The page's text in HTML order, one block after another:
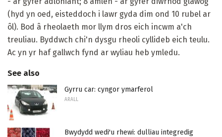
(hyd yn oed, eisteddoch i lawr gyda dim ond 10 rubel ar
ôl). Bod â rheolaeth mor llym dros eich incwm a'ch
treuliau. Byddwch chi'n dysgu rheoli cyllideb eich teulu.
Ac yn yr haf gallwch fynd ar wyliau heb ymledu.
See also
Gyrru car: cyngor ymarferol
ARALL
Bwydydd wedi'u rhewi: dulliau integredig